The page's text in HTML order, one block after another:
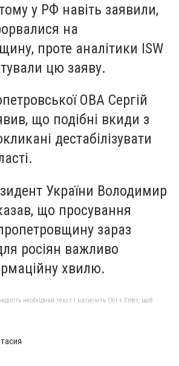
у РФ навіть заявили,
на
проте аналітики ISW
цю заяву.
ОВА Сергій
що подібні вкиди з
дестабілізувати
України Володимир
що просування
зараз
росіян важливо
хвилю.
необхідний текст і натисніть Ctrl + Enter, щоб